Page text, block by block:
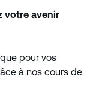
votre avenir
pour vos
à nos cours de